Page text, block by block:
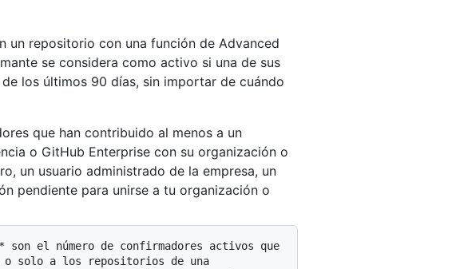
un repositorio con una función de Advanced
se considera como activo si una de sus
los últimos 90 días, sin importar de cuándo
que han contribuido al menos a un
o GitHub Enterprise con su organización o
un usuario administrado de la empresa, un
pendiente para unirse a tu organización o
solo a los repositorios de una